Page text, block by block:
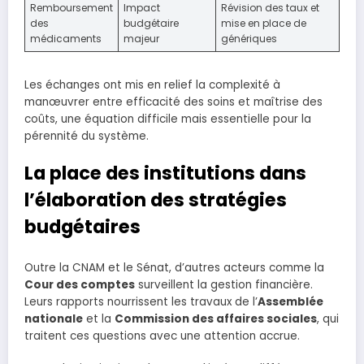
Remboursement
des
médicaments
Impact
budgétaire
majeur
Révision des taux et
mise en place de
génériques
Les échanges ont mis en relief la complexité à
manœuvrer entre efficacité des soins et maîtrise des
coûts, une équation difficile mais essentielle pour la
pérennité du système.
La place des institutions dans
l’élaboration des stratégies
budgétaires
Outre la CNAM et le Sénat, d’autres acteurs comme la
Cour des comptes surveillent la gestion financière.
Leurs rapports nourrissent les travaux de l’Assemblée
nationale et la Commission des affaires sociales, qui
traitent ces questions avec une attention accrue.